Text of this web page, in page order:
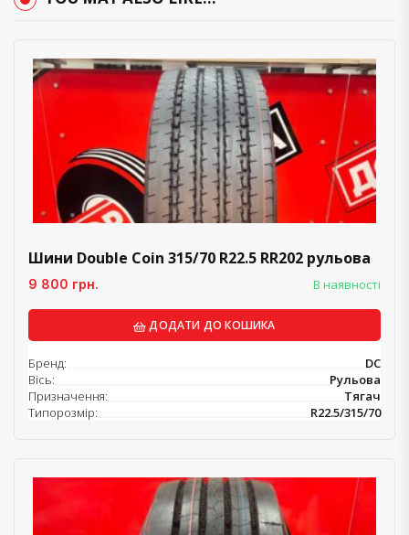
Шини Double Coin 315/70 R22.5 RR202 рульова
В наявності
9 800 грн.
ДОДАТИ ДО КОШИКА
Бренд:
DC
Вісь:
Рульова
Призначення:
Тягач
Типорозмір:
R22.5/315/70